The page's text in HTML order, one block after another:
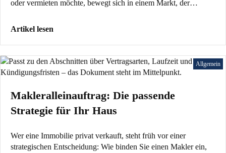
oder vermieten möchte, bewegt sich in einem Markt, der…
Artikel lesen
Allgemein
Makleralleinauftrag: Die passende
Strategie für Ihr Haus
Wer eine Immobilie privat verkauft, steht früh vor einer
strategischen Entscheidung: Wie binden Sie einen Makler ein,